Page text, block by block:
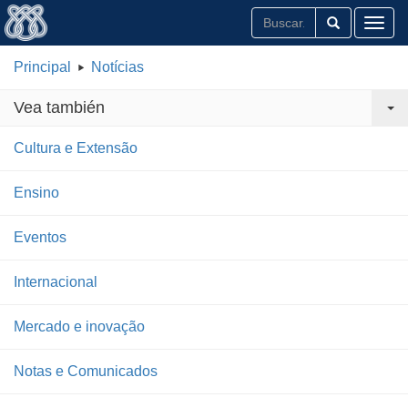
Principal Notícias
Vea también
Cultura e Extensão
Ensino
Eventos
Internacional
Mercado e inovação
Notas e Comunicados